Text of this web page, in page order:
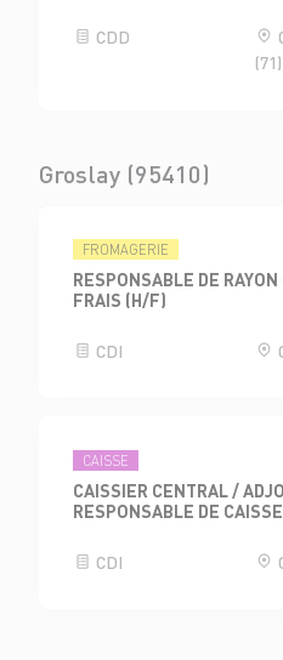
CDD
(71)
Groslay (95410)
FROMAGERIE
RESPONSABLE DE
FRAIS (H/F)
CDI
CAISSE
CAISSIER CENTRAL /
RESPONSABLE DE
CDI